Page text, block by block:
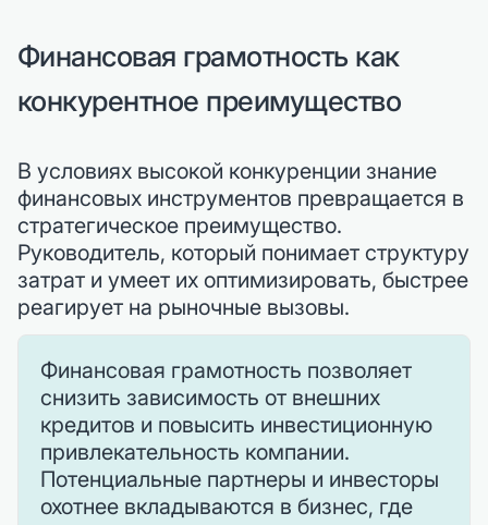
Финансовая грамотность как
конкурентное преимущество
В условиях высокой конкуренции знание
финансовых инструментов превращается в
стратегическое преимущество.
Руководитель, который понимает структуру
затрат и умеет их оптимизировать, быстрее
реагирует на рыночные вызовы.
Финансовая грамотность позволяет
снизить зависимость от внешних
кредитов и повысить инвестиционную
привлекательность компании.
Потенциальные партнеры и инвесторы
охотнее вкладываются в бизнес, где